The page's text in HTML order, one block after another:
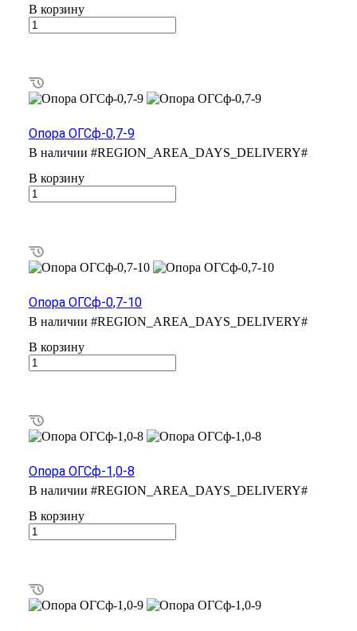
В корзину
Опора ОГСф-0,7-9
В наличии #REGION_AREA_DAYS_DELIVERY#
В корзину
Опора ОГСф-0,7-10
В наличии #REGION_AREA_DAYS_DELIVERY#
В корзину
Опора ОГСф-1,0-8
В наличии #REGION_AREA_DAYS_DELIVERY#
В корзину